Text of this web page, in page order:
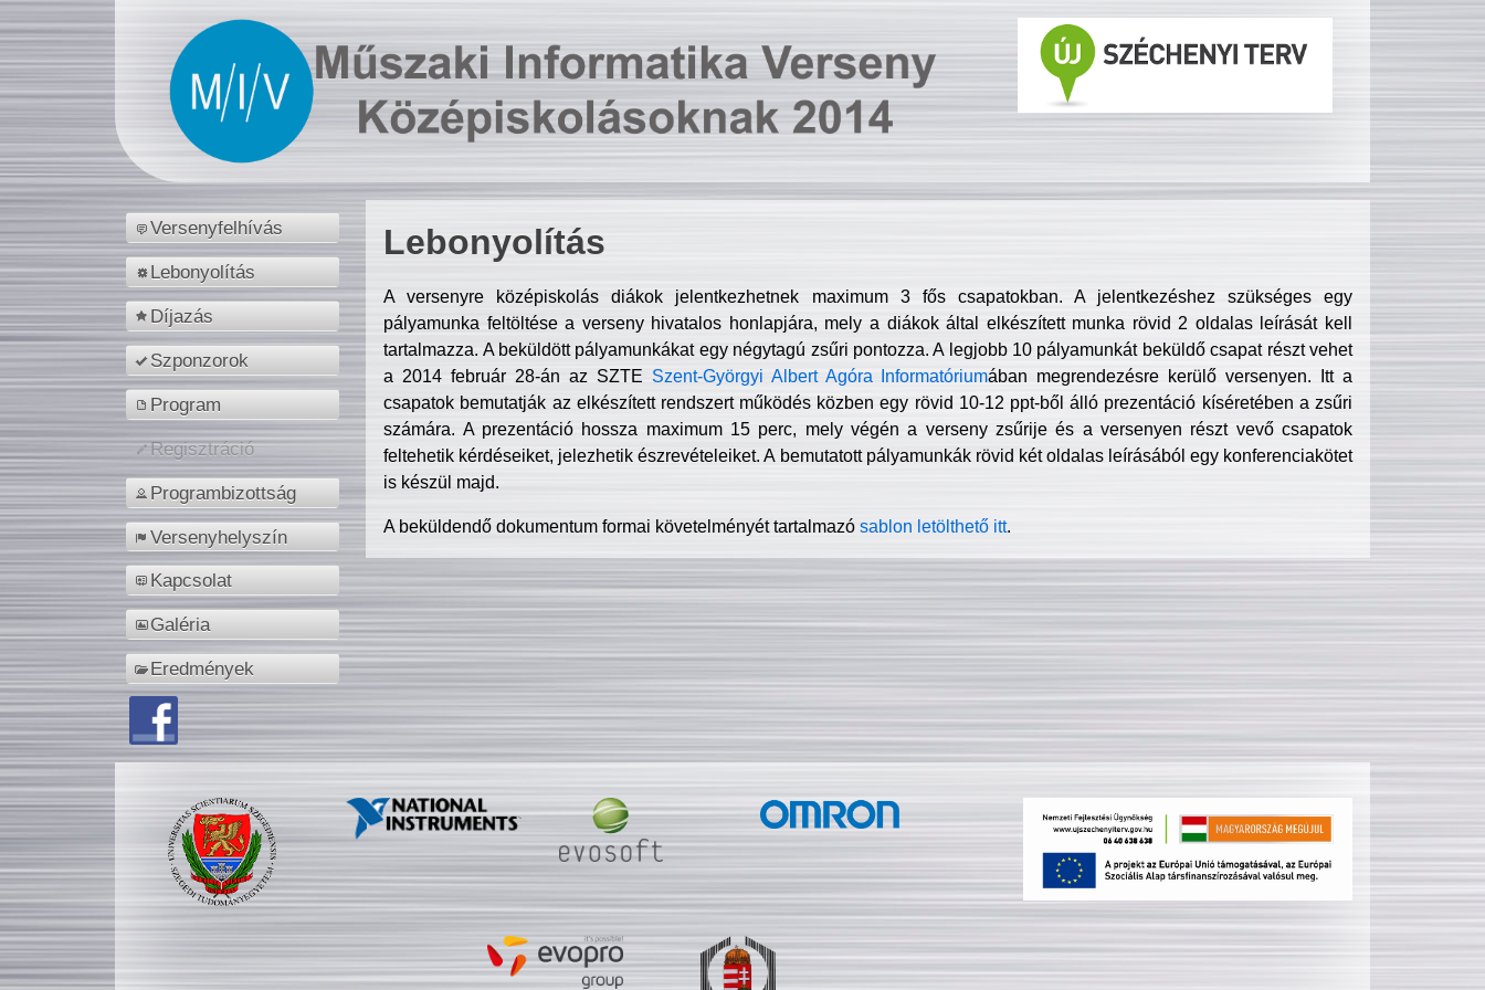
Versenyfelhívás
Lebonyolítás
Díjazás
Szponzorok
Program
Regisztráció
Programbizottság
Versenyhelyszín
Kapcsolat
Galéria
Eredmények
Lebonyolítás
A versenyre középiskolás diákok jelentkezhetnek maximum 3 fős csapatokban. A jelentkezéshez szükséges egy
pályamunka feltöltése a verseny hivatalos honlapjára, mely a diákok által elkészített munka rövid 2 oldalas leírását kell
tartalmazza. A beküldött pályamunkákat egy négytagú zsűri pontozza. A legjobb 10 pályamunkát beküldő csapat részt vehet
a 2014 február 28-án az SZTE Szent-Györgyi Albert Agóra Informatóriumában megrendezésre kerülő versenyen. Itt a
csapatok bemutatják az elkészített rendszert működés közben egy rövid 10-12 ppt-ből álló prezentáció kíséretében a zsűri
számára. A prezentáció hossza maximum 15 perc, mely végén a verseny zsűrije és a versenyen részt vevő csapatok
feltehetik kérdéseiket, jelezhetik észrevételeiket. A bemutatott pályamunkák rövid két oldalas leírásából egy konferenciakötet
is készül majd.
A beküldendő dokumentum formai követelményét tartalmazósablon letölthető itt.